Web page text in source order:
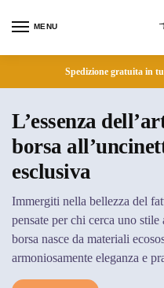
MENU
Spedizione gratuita in
L’essenza
borsa
esclusiva
Immergiti nella bellezza del
pensate per chi cerca uno
borsa nasce da materiali
armoniosamente eleganza e